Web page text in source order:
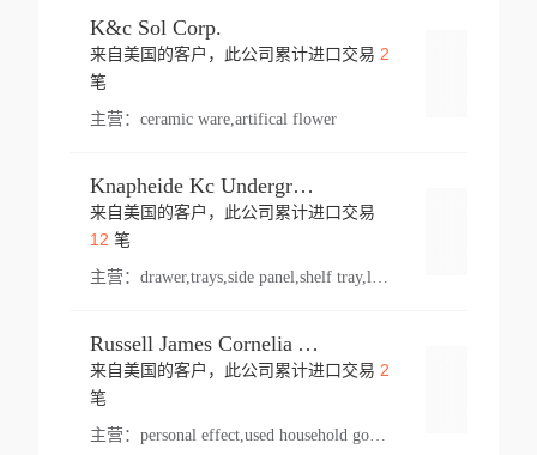
K&c Sol Corp.
来自美国的客户，此公司累计进口交易 2
笔
主营： ceramic ware,artifical flower
Knapheide Kc Underground
来自美国的客户，此公司累计进口交易
12 笔
主营：
Russell James Cornelia Arlington Va
来自美国的客户，此公司累计进口交易 2
笔
主营： personal effect,used household goods